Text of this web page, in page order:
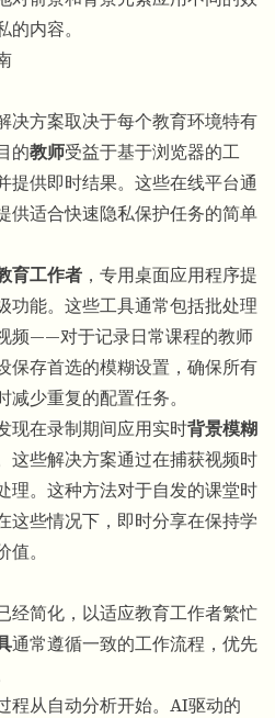
内容。
决方案取决于每个教育环境特有
的教师受益于基于浏览器的工
提供即时结果。这些在线平台通
供适合快速隐私保护任务的简单
育工作者 ，专用桌面应用程序提
功能。这些工具通常包括批处理
频——对于记录日常课程的教师
保存首选的模糊设置，确保所有
少重复的配置任务。
现在录制期间应用实时背景模糊
这些解决方案通过在捕获视频时
理。这种方法对于自发的课堂时
这些情况下，即时分享在保持学
。
经简化，以适应教育工作者繁忙
通常遵循一致的工作流程，优先
程从自动分析开始。AI驱动的